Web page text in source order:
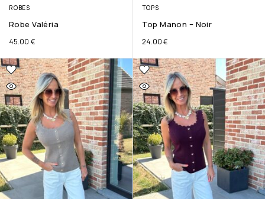
ROBES
Robe Valéria
45.00 €
TOPS
Top Manon – Noir
24.00€